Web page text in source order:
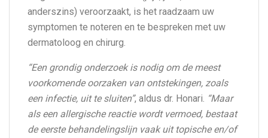
anderszins) veroorzaakt, is het raadzaam uw
symptomen te noteren en te bespreken met uw
dermatoloog en chirurg.
“Een grondig onderzoek is nodig om de meest
voorkomende oorzaken van ontstekingen, zoals
een infectie, uit te sluiten”, aldus dr. Honari. “Maar
als een allergische reactie wordt vermoed, bestaat
de eerste behandelingslijn vaak uit topische en/of